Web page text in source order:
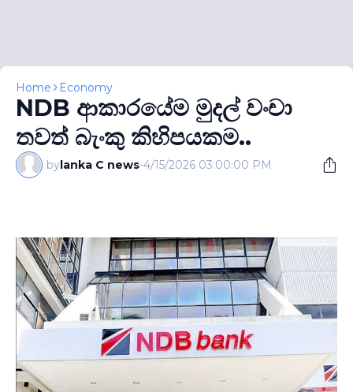
Home Economy
NDB ආකාරයේම මුදල් වංචා
තවත් බැංකු කිහිපයකම..
bylanka C news-4/15/2026 03:00:00 PM